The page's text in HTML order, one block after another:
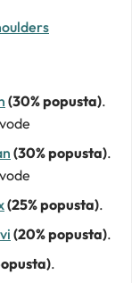
(30% popusta).
(30% popusta).
(25% popusta).
(20% popusta).
.